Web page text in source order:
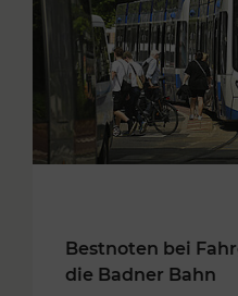
Bestnoten bei
die Badner Bahn